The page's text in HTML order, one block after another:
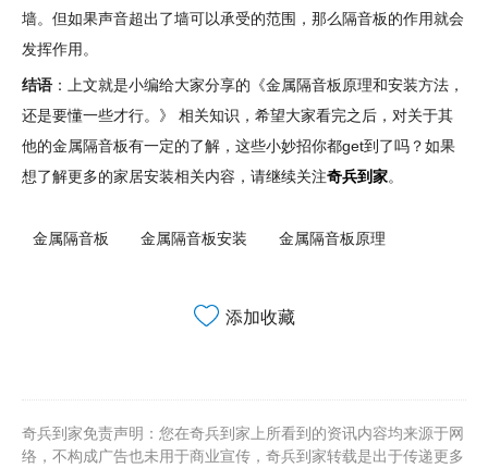
墙。但如果声音超出了墙可以承受的范围，那么隔音板的作用就会
发挥作用。
结语 ：上文就是小编给大家分享的《金属隔音板原理和安装方法，
还是要懂一些才行。》 相关知识，希望大家看完之后，对关于其
他的金属隔音板有一定的了解，这些小妙招你都get到了吗？如果
想了解更多的家居安装相关内容，请继续关注奇兵到家。
金属隔音板 金属隔音板安装 金属隔音板原理
添加收藏
奇兵到家免责声明：您在奇兵到家上所看到的资讯内容均来源于网
络，不构成广告也未用于商业宣传，奇兵到家转载是出于传递更多